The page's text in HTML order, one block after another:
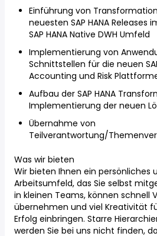
Einführung von
neuesten SAP HANA Releases
SAP HANA Native DWH Umfeld
Implementierung von
Schnittstellen für die neuen
Accounting und Risk
Aufbau der SAP HANA
Implementierung der neuen
Übernahme von
Teilverantwortung/
Was wir bieten
Wir bieten Ihnen ein persönliches
Arbeitsumfeld, das Sie selbst
in kleinen Teams, können schnell
übernehmen und viel Kreativität
Erfolg einbringen. Starre
werden Sie bei uns nicht finden,